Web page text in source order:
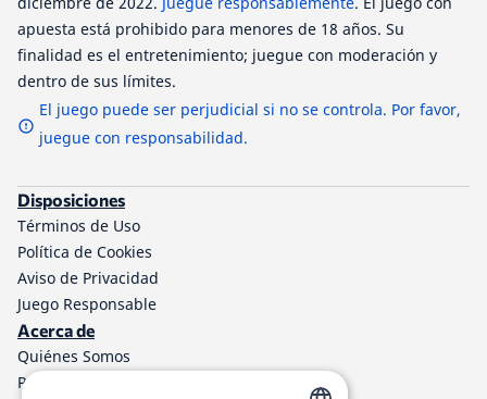
apuesta está prohibido para menores de 18 años. Su
finalidad es el entretenimiento; juegue con moderación y
dentro de sus límites.
El juego puede ser perjudicial si no se controla. Por favor,
juegue con responsabilidad.
Disposiciones
Términos de Uso
Política de Cookies
Aviso de Privacidad
Juego Responsable
Acerca de
Quiénes Somos
Programa de afiliados a TheLotter